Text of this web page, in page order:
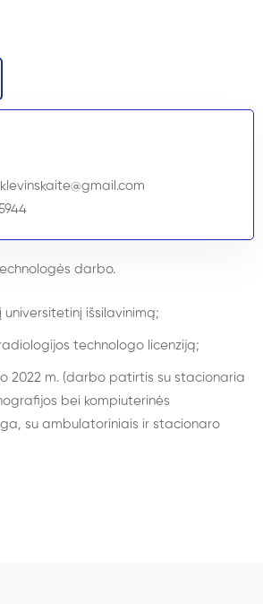
darbo.
universitetinį išsilavinimą;
technologo licenziją;
2022 m. (darbo patirtis su stacionaria
bei kompiuterinės
su ambulatoriniais ir stacionaro